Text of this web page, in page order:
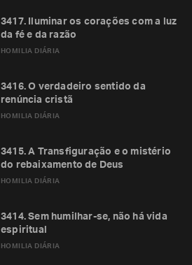
HOMILIA DIÁRIA
3417. Iluminar os corações com a luz
da fé e da razão
HOMILIA DIÁRIA
3416. O verdadeiro sentido da
renúncia cristã
HOMILIA DIÁRIA
3415. A Transfiguração e o mistério
do rebaixamento de Deus
HOMILIA DIÁRIA
3414. Sem humilhar-se, não há vida
espiritual